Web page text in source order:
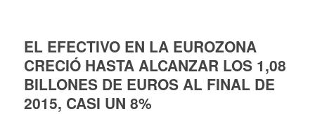
EL EFECTIVO EN LA EUROZONA
CRECIÓ HASTA ALCANZAR LOS 1,08
BILLONES DE EUROS AL FINAL DE
2015, CASI UN 8%